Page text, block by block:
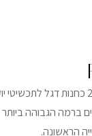
נולדה בפברואר 2020 כחנות דגל
ברמה הגבוהה ביותר
הראשונה.